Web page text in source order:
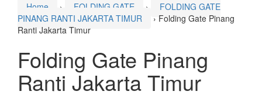
Home › FOLDING GATE ›
FOLDING GATE
PINANG RANTI JAKARTA TIMUR
› Folding Gate Pinang
Ranti Jakarta Timur
Folding Gate Pinang
Ranti Jakarta Timur